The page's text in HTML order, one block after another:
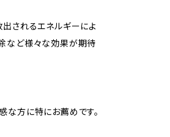
されるエネルギーによ
など様々な効果が期待
方に特にお薦めです。